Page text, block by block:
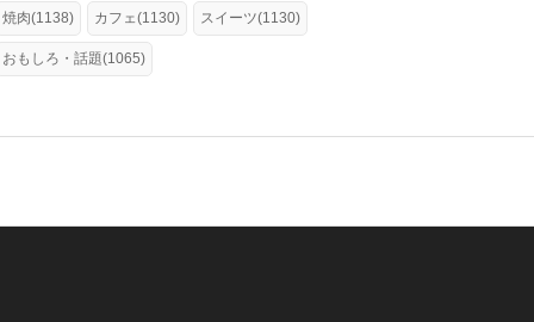
焼肉(1138) カフェ(1130) スイーツ(1130)
おもしろ・話題(1065)